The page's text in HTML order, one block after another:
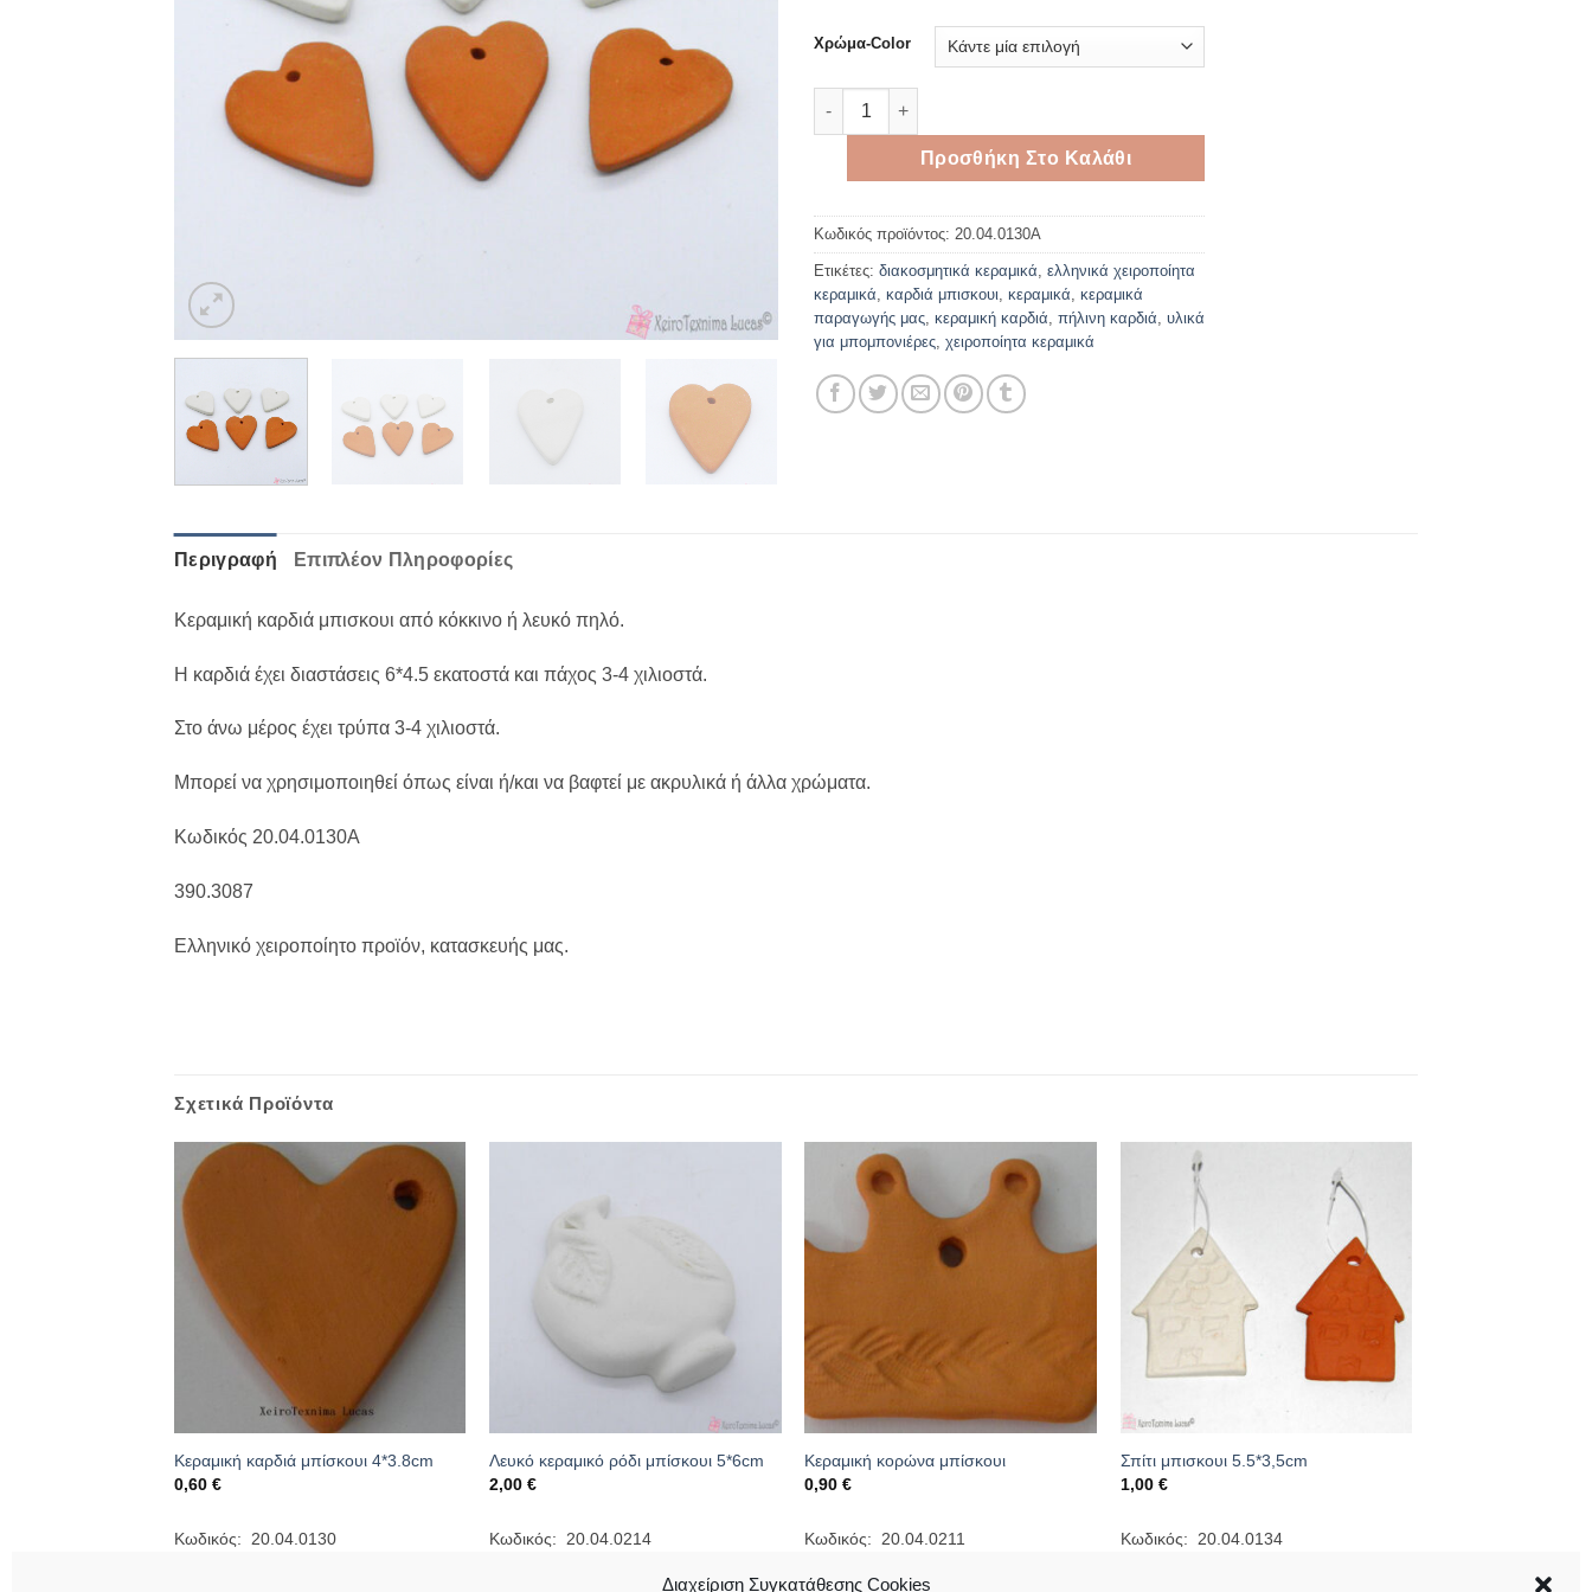
Διαχείριση Συγκατάθεσης Cookies
Χρώμα-Color
Κεραμική καρδιά μπίσκουι 6*4.5cm ποσότητα
Προσθήκη Στο Καλάθι
Κωδικός προϊόντος: 20.04.0130A
Ετικέτες: διακοσμητικά κεραμικά ελληνικά χειροποίητα
κεραμικά καρδιά μπισκουι κεραμικά κεραμικά
παραγωγής μας κεραμική καρδιά πήλινη καρδιά υλικά
για μπομπονιέρες χειροποίητα κεραμικά
Περιγραφή Επιπλέον Πληροφορίες
Κεραμική καρδιά μπισκουι από κόκκινο ή λευκό πηλό.
Η καρδιά έχει διαστάσεις 6*4.5 εκατοστά και πάχος 3-4 χιλιοστά.
Στο άνω μέρος έχει τρύπα 3-4 χιλιοστά.
Μπορεί να χρησιμοποιηθεί όπως είναι ή/και να βαφτεί με ακρυλικά ή άλλα χρώματα.
Κωδικός 20.04.0130A
390.3087
Ελληνικό χειροποίητο προϊόν, κατασκευής μας.
Σχετικά Προϊόντα
Κεραμική καρδιά μπίσκουι 4*3.8cm
0,60 €
Κωδικός: 20.04.0130
Λευκό κεραμικό ρόδι μπίσκουι 5*6cm
2,00€
Κωδικός: 20.04.0214
Κεραμική κορώνα μπίσκουι
0,90€
Κωδικός: 20.04.0211
Σπίτι μπισκουι 5.5*3,5cm
1,00 €
Κωδικός: 20.04.0134